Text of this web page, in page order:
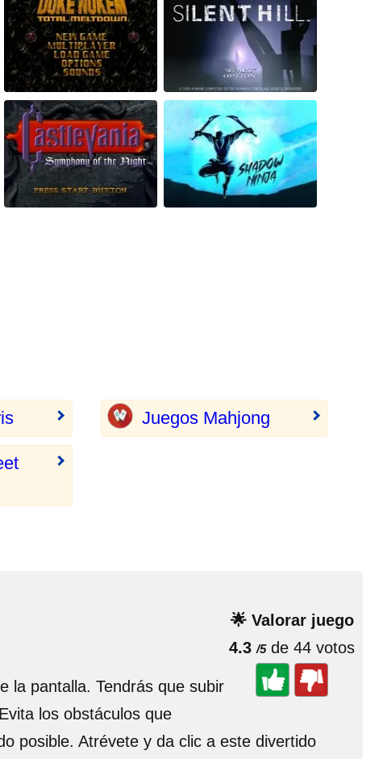
Juegos Mahjong
🌟 Valorar juego
4.3 /5de 44 votos
la pantalla. Tendrás que subir
los obstáculos que
posible. Atrévete y da clic a este divertido